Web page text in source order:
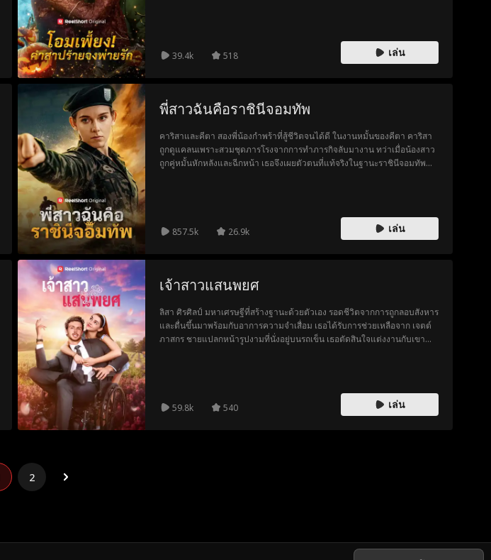
เขาจะทำตามทุกสิ่งที่เธอร้องขอ แต่อนันตกาลกลับช็อกสุดชีวิตเมื่อเธอได้เรียนรู้
ว่า “การนอนด้วยกัน” ในโลกแห่งความเป็นจริงนั้น ไม่ได้มีความหมายตามที่
39.4k 518 เล่น
พี่สาวฉันคือราชินีจอมทัพ
คาริสาและคีตา สองพี่น้องกำพร้าที่สู้ชีวิตจนได้ดี ในงานหมั้นของคีตา คาริสา
ถูกดูแคลนเพราะสวมชุดภารโรงจากการทำภารกิจลับมางาน ทว่าเมื่อน้องสาว
ถูกคู่หมั้นหักหลังและฉีกหน้า เธอจึงเผยตัวตนที่แท้จริงในฐานะราชินีจอมทัพ
857.5k 26.9k เล่น
เจ้าสาวแสนพยศ
ลิสา ศิรศิลป์ มหาเศรษฐีที่สร้างฐานะด้วยตัวเอง รอดชีวิตจากการถูกลอบสังหาร
และตื่นขึ้นมาพร้อมกับอาการความจำเสื่อม เธอได้รับการช่วยเหลือจาก เจตต์
ภาสกร ชายแปลกหน้ารูปงามที่นั่งอยู่บนรถเข็น เธอตัดสินใจแต่งงานกับเขา
59.8k
540 เล่น
2